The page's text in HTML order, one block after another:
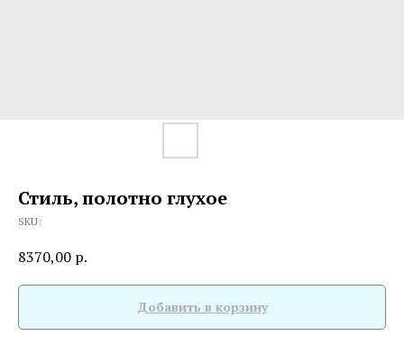
Стиль, полотно глухое
SKU:
8370,00 р.
Добавить в корзину